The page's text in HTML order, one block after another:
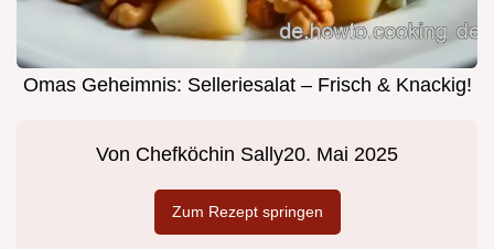
Omas Geheimnis: Selleriesalat – Frisch & Knackig!
Von Chefköchin Sally20. Mai 2025
Zum Rezept springen